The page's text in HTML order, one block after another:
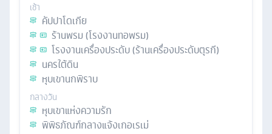
เช้า
คัปปาโดเกีย
ร้านพรม (โรงงานทอพรม)
โรงงานเครื่องประดับ (ร้านเครื่องประดับตุรกี)
นครใต้ดิน
หุบเขานกพิราบ
กลางวัน
หุบเขาแห่งความรัก
พิพิธภัณฑ์กลางแจ้งเกอเรเม่